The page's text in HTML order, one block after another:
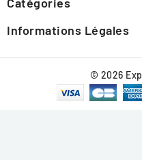
Informations Légales
© 2026